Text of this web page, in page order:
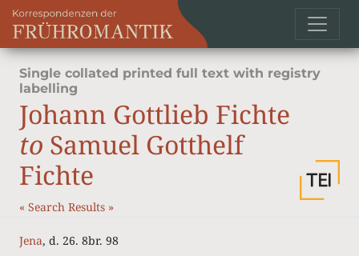
Single collated printed full text with registry
labelling
Johann Gottlieb Fichte
to Samuel Gotthelf
Fichte
« Search Results »
Jena, d. 26. 8br. 98